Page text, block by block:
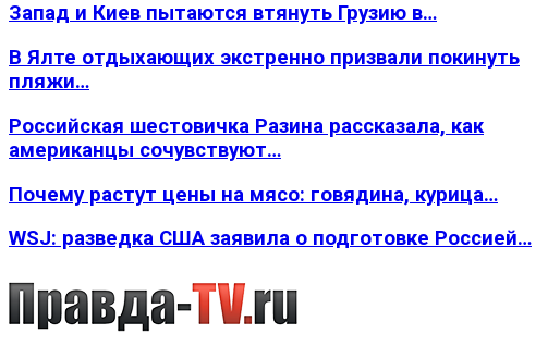
Запад и Киев пытаются втянуть Грузию в…
В Ялте отдыхающих экстренно призвали покинуть
пляжи…
Российская шестовичка Разина рассказала, как
американцы сочувствуют…
Почему растут цены на мясо: говядина, курица…
WSJ: разведка США заявила о подготовке Россией…